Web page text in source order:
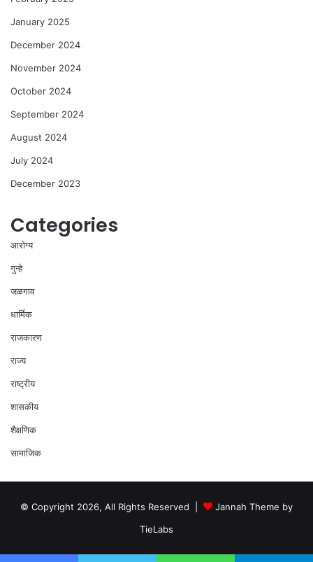
January 2025
December 2024
November 2024
October 2024
September 2024
August 2024
July 2024
December 2023
Categories
आरोग्य
गुन्हे
जळगाव
धार्मिक
राजकारण
राज्य
राष्ट्रीय
शासकीय
शैक्षणिक
सामाजिक
© Copyright 2026, All Rights Reserved |
Jannah Theme by
TieLabs